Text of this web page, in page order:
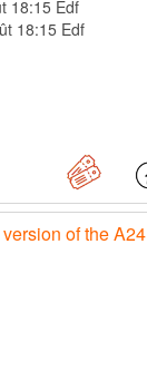
18:15 Edf
18:15 Edf
of the A24